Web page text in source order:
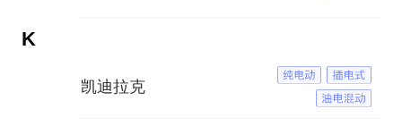
K
凯迪拉克